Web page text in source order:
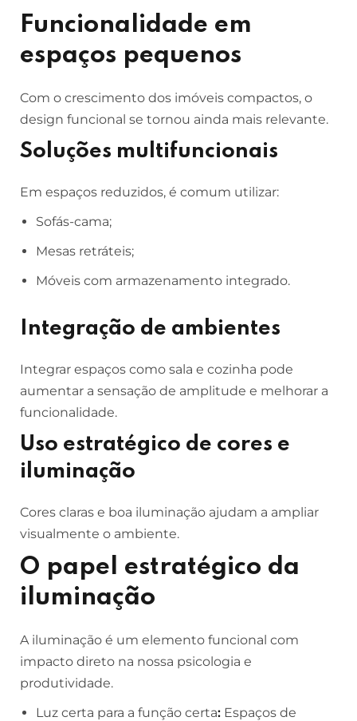
Funcionalidade em
espaços pequenos
Com o crescimento dos imóveis compactos, o
design funcional se tornou ainda mais relevante.
Soluções multifuncionais
Em espaços reduzidos, é comum utilizar:
Sofás-cama;
Mesas retráteis;
Móveis com armazenamento integrado.
Integração de ambientes
Integrar espaços como sala e cozinha pode
aumentar a sensação de amplitude e melhorar a
funcionalidade.
Uso estratégico de cores e
iluminação
Cores claras e boa iluminação ajudam a ampliar
visualmente o ambiente.
O papel estratégico da
iluminação
A iluminação é um elemento funcional com
impacto direto na nossa psicologia e
produtividade.
Luz certa para a função certa: Espaços de